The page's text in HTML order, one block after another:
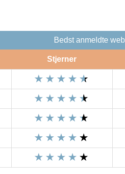
Bedst anmeldte
Stjerner